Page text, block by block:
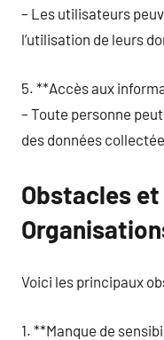
– Les utilisateurs
l’utilisation de leurs
5. **Accès aux
– Toute personne
des données
Obstacles
Voici les principaux
1. **Manque de